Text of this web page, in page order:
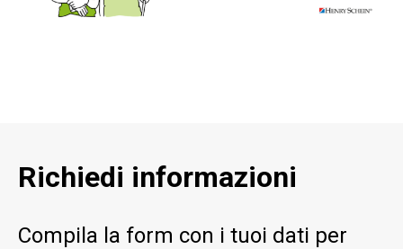
Richiedi informazioni
Compila la form con i tuoi dati per